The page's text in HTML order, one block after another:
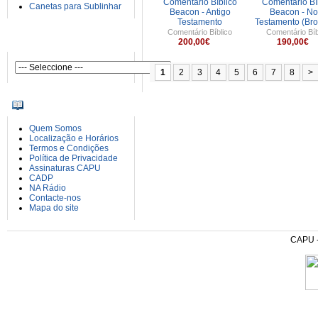
Canetas para Sublinhar
Quem Somos
Localização e Horários
Termos e Condições
Política de Privacidade
Assinaturas CAPU
CADP
NA Rádio
Contacte-nos
Mapa do site
Comentário Bíblico
Beacon - Antigo
Testamento
Comentário Bíblico
200,00€
Comentário
Beacon -
Testamento
Comentário
190,00€
1 2 3 4 5 6 7 8 >
CAPU